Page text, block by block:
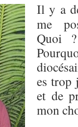
Il y a
me
Quoi
es trop
et de
mon